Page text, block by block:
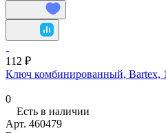
112 ₽
Ключ комбинированный, Bartex,
0
Есть в наличии
Арт. 460479